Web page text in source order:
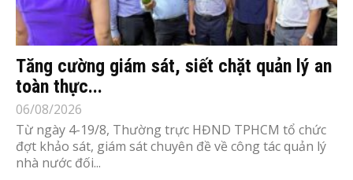
Tăng cường giám sát, siết chặt quản lý an
toàn thực...
06/08/2026
Từ ngày 4-19/8, Thường trực HĐND TPHCM tổ chức
đợt khảo sát, giám sát chuyên đề về công tác quản lý
nhà nước đối...